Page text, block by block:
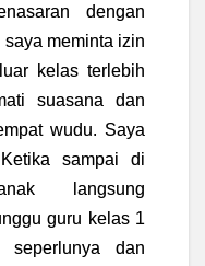
dengan
meminta izin
kelas terlebih
suasana dan
wudu. Saya
sampai di
langsung
guru kelas 1
seperlunya dan